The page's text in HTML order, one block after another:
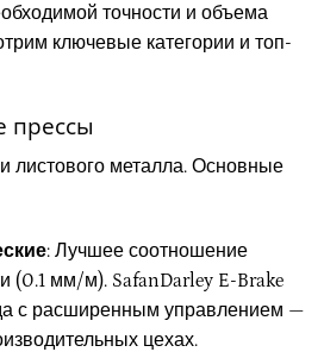
точности и объема
ключевые категории и топ-
прессы
листового металла. Основные
: Лучшее соотношение
(0.1 мм/м). SafanDarley E-Brake
с расширенным управлением —
цехах.